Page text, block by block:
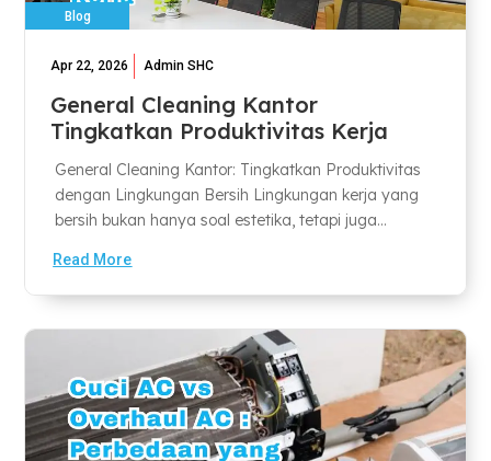
Blog
Apr 22, 2026 Admin SHC
General Cleaning Kantor
Tingkatkan Produktivitas Kerja
General Cleaning Kantor: Tingkatkan Produktivitas
dengan Lingkungan Bersih Lingkungan kerja yang
bersih bukan hanya soal estetika, tetapi juga...
Read More